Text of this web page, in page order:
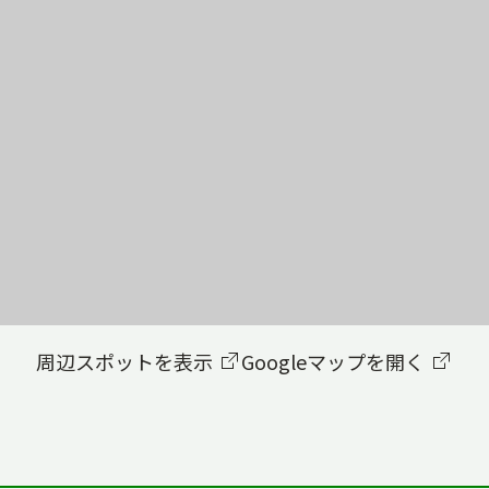
周辺スポットを表示 Googleマップを開く